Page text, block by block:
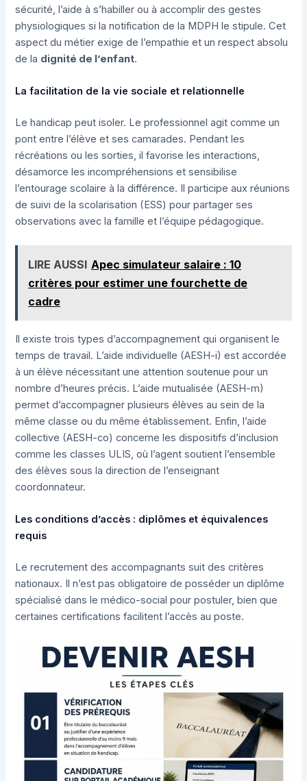
sécurité, l’aide à s’habiller ou à accomplir des gestes
physiologiques si la notification de la MDPH le stipule. Cet
aspect du métier exige de l’empathie et un respect absolu
de la dignité de l’enfant.
La facilitation de la vie sociale et relationnelle
Le handicap peut isoler. Le professionnel agit comme un
pont entre l’élève et ses camarades. Pendant les
récréations ou les sorties, il favorise les interactions,
désamorce les incompréhensions et sensibilise
l’entourage scolaire à la différence. Il participe aux réunions
de suivi de la scolarisation (ESS) pour partager ses
observations avec la famille et l’équipe pédagogique.
LIRE AUSSI Apec simulateur salaire : 10
critères pour estimer une fourchette de
cadre
Il existe trois types d’accompagnement qui organisent le
temps de travail. L’aide individuelle (AESH-i) est accordée
à un élève nécessitant une attention soutenue pour un
nombre d’heures précis. L’aide mutualisée (AESH-m)
permet d’accompagner plusieurs élèves au sein de la
même classe ou du même établissement. Enfin, l’aide
collective (AESH-co) concerne les dispositifs d’inclusion
comme les classes ULIS, où l’agent soutient l’ensemble
des élèves sous la direction de l’enseignant
coordonnateur.
Les conditions d’accès : diplômes et équivalences
requis
Le recrutement des accompagnants suit des critères
nationaux. Il n’est pas obligatoire de posséder un diplôme
spécialisé dans le médico-social pour postuler, bien que
certaines certifications facilitent l’accès au poste.